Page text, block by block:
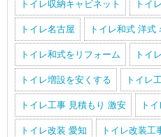
トイレ収納キャビネット トイ
トイレ名古屋 トイレ和式 洋式
トイレ和式をリフォーム トイ
トイレ増設を安くする トイレ
トイレ工事 見積もり 激安 ト
トイレ改装 愛知 トイレ改装工